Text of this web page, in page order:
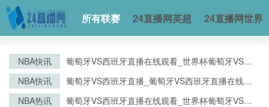
所有联赛 24直播网英超 24直播网世界
NBA快讯
葡萄牙VS西班牙直播在线观看_世界杯葡萄牙VS西
NBA快讯
葡萄牙VS西班牙直播_葡萄牙VS西班牙直播在线观
NBA热讯
葡萄牙VS西班牙直播在线观看_世界杯葡萄牙VS西